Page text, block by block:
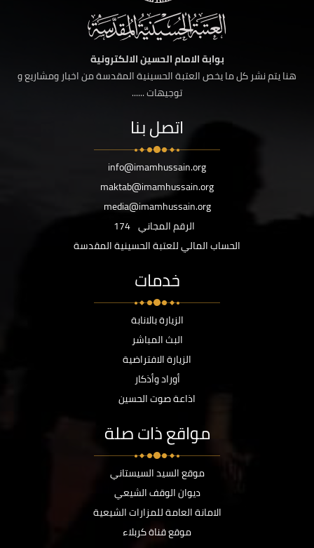
بوابة الامام الحسين الالكترونية
هنا يتم نشر كل ما يخص العتبة الحسينية المقدسة من اخبار ومشاريع و
توجيهات ......
اتصل بنا
info@imamhussain.org
maktab@imamhussain.org
media@imamhussain.org
الرقم المجاني 174
الحساب المالي للعتبة الحسينية المقدسة
خدمات
الزيارة بالانابة
البث المباشر
الزيارة الافتراضية
أوراد وأذكار
اذاعة صوت الحسين
مواقع ذات صلة
موقع السيد السيستاني
ديوان الوقف الشيعي
الامانة العامة للمزارات الشيعية
موقع قناة كربلاء